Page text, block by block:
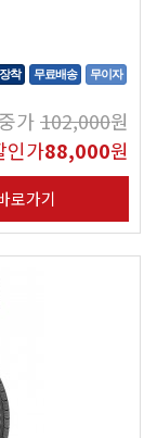
착 무료배송 무이자
가102,000원
인가88,000원
로가기